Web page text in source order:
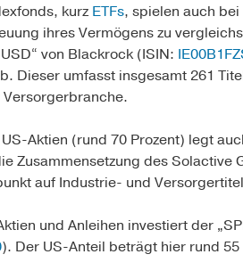
kurz ETFs, spielen auch
ihres Vermögens zu
von Blackrock (ISIN:
Dieser umfasst insgesamt 261
Aktien (rund 70 Prozent) legt
Zusammensetzung des Solactive
auf Industrie- und
und Anleihen investiert der
). Der US-Anteil beträgt hier rund